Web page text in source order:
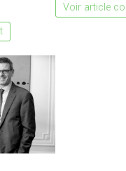
Voir article